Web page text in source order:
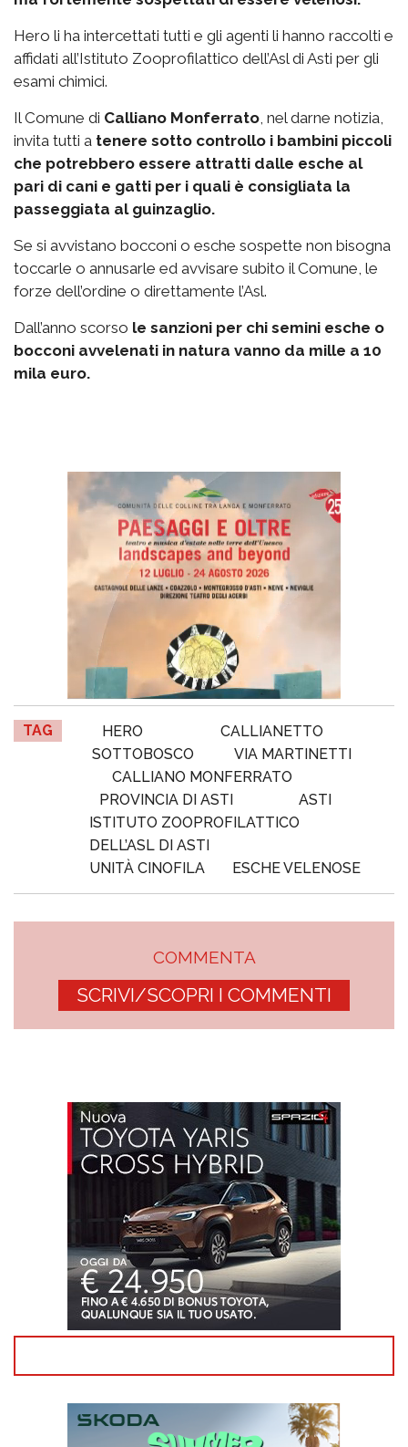
Hero li ha intercettati tutti e gli agenti li hanno raccolti e
affidati all’Istituto Zooprofilattico dell’Asl di Asti per gli
esami chimici.
Il Comune di Calliano Monferrato, nel darne notizia,
invita tutti a tenere sotto controllo i bambini piccoli
che potrebbero essere attratti dalle esche al
pari di cani e gatti per i quali è consigliata la
passeggiata al guinzaglio.
Se si avvistano bocconi o esche sospette non bisogna
toccarle o annusarle ed avvisare subito il Comune, le
forze dell’ordine o direttamente l’Asl.
Dall’anno scorso le sanzioni per chi semini esche o
bocconi avvelenati in natura vanno da mille a 10
mila euro.
TAG HERO
CALLIANETTO
SOTTOBOSCO
VIA MARTINETTI
CALLIANO MONFERRATO
PROVINCIA DI ASTI
ASTI
ISTITUTO ZOOPROFILATTICO
DELL’ASL DI ASTI
UNITÀ CINOFILA
ESCHE VELENOSE
COMMENTA
SCRIVI/SCOPRI I COMMENTI